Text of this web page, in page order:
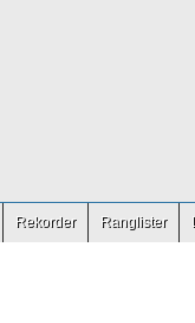
Rekorder Ranglister